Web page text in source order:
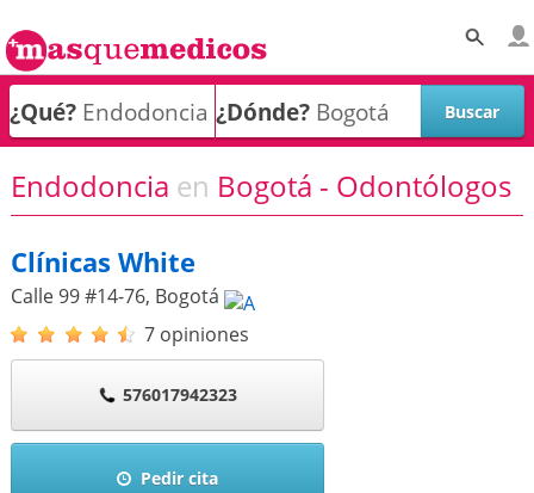
¿Qué? ¿Dónde?
Endodoncia en Bogotá - Odontólogos
Clínicas White
Calle 99 #14-76, Bogotá
7 opiniones
576017942323
Pedir cita